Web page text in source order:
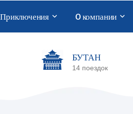
Приключения O компании
БУТАН
14 поездок